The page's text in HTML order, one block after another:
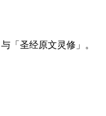
「圣经原文灵修」。